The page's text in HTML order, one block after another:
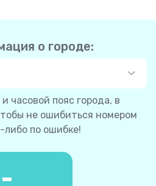
о городе:
часовой пояс города, в
не ошибиться номером
либо по ошибке!